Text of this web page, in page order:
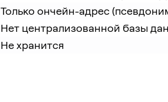
Только ончейн-адрес
Нет централизованной базы
Не хранится